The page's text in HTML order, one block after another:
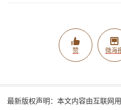
赞 微海
最新版权声明：本文内容由互联网